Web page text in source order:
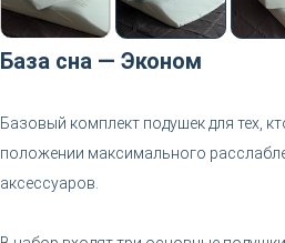
База сна — Эконом
Базовый комплект подушек для тех,
положении максимального
аксессуаров.